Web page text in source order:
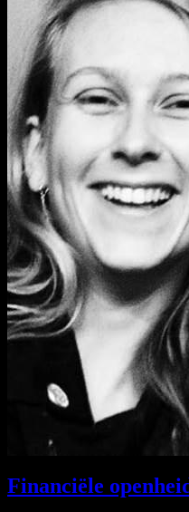
Financiële